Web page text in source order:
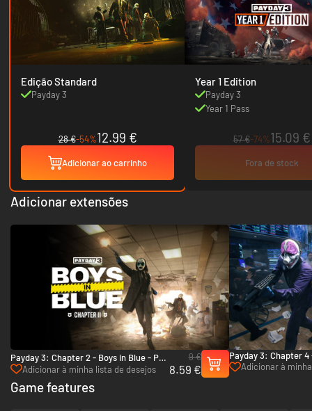
Edição Standard
Payday 3
28 €-54%12.99 €
Adicionar ao carrinho
Year 1 Edition
Payday 3
Year 1 Pass
57 €-74%15.09 €
Fora de stock
Adicionar extensões
Payday 3: Chapter 2 - Boys in Blue - PC
(Steam)
Adicionar à minha lista de desejos
9 €
8.59 €
Payday 3: Chapter 4
Greed - PC (Steam)
Adicionar à
Game features